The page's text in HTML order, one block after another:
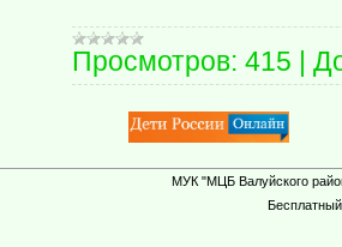
Просмотров: 415 |
МУК "МЦБ Валуйского